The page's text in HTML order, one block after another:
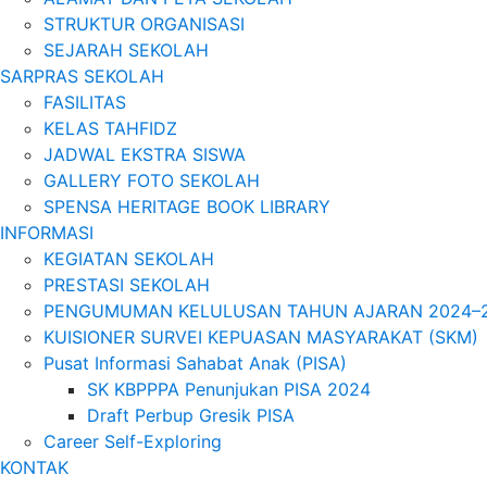
STRUKTUR ORGANISASI
SEJARAH SEKOLAH
SARPRAS SEKOLAH
FASILITAS
KELAS TAHFIDZ
JADWAL EKSTRA SISWA
GALLERY FOTO SEKOLAH
SPENSA HERITAGE BOOK LIBRARY
INFORMASI
KEGIATAN SEKOLAH
PRESTASI SEKOLAH
PENGUMUMAN KELULUSAN TAHUN AJARAN
KUISIONER SURVEI KEPUASAN MASYARAKAT (SKM)
Pusat Informasi Sahabat Anak (PISA)
SK KBPPPA Penunjukan PISA 2024
Draft Perbup Gresik PISA
Career Self-Exploring
KONTAK